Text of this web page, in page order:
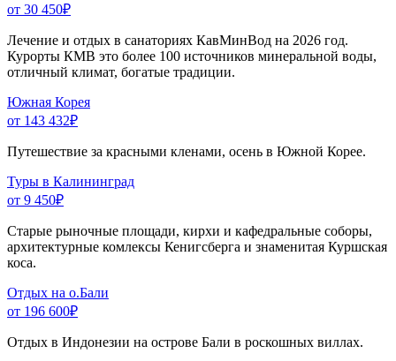
от 30 450₽
Лечение и отдых в санаториях КавМинВод на 2026 год.
Курорты КМВ это более 100 источников минеральной воды,
отличный климат, богатые традиции.
Южная Корея
от 143 432₽
Путешествие за красными кленами, осень в Южной Корее.
Туры в Калининград
от 9 450₽
Старые рыночные площади, кирхи и кафедральные соборы,
архитектурные комлексы Кенигсберга и знаменитая Куршская
коса.
Отдых на о.Бали
от 196 600₽
Отдых в Индонезии на острове Бали в роскошных виллах.